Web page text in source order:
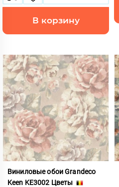
В корзину
Виниловые обои Grandeco
Keen KE3002 Цветы